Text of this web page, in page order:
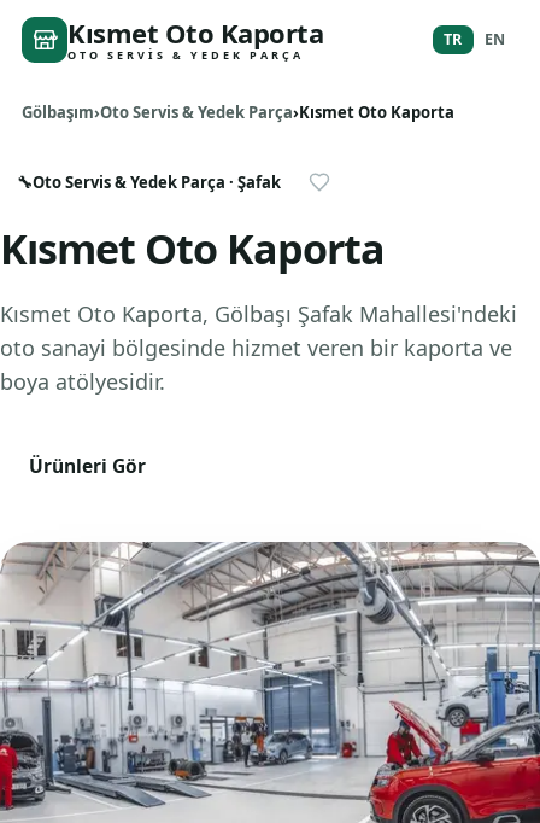
Kısmet Oto Kaporta
OTO SERVIS & YEDEK PARÇA
TR EN
Gölbaşım Oto Servis & Yedek Parça Kısmet Oto Kaporta
🔧Oto Servis & Yedek Parça · Şafak
Kısmet Oto Kaporta
Kısmet Oto Kaporta, Gölbaşı Şafak Mahallesi'ndeki
oto sanayi bölgesinde hizmet veren bir kaporta ve
boya atölyesidir.
Ürünleri Gör